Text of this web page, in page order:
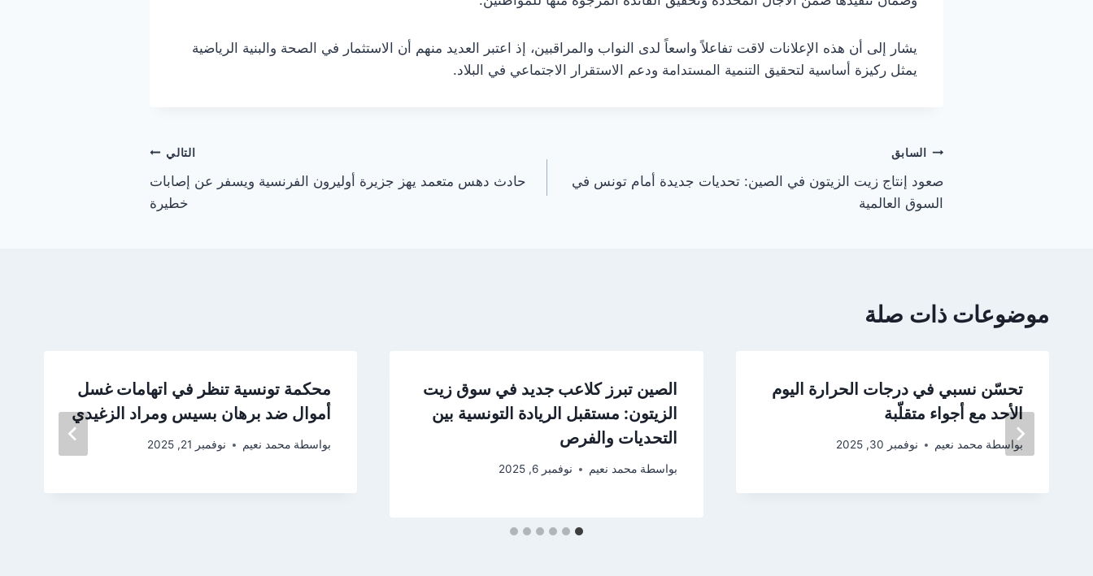
يشار إلى أن هذه الإعلانات لاقت تفاعلاً واسعاً لدى النواب والمراقبين، إذ اعتبر العديد منهم أن الاستثمار في الصحة والبنية الرياضية
يمثل ركيزة أساسية لتحقيق التنمية المستدامة ودعم الاستقرار الاجتماعي في البلاد.
تصفّح
المقالات
السابق
صعود إنتاج زيت الزيتون في الصين: تحديات جديدة أمام تونس في
السوق العالمية
التالي
حادث دهس متعمد يهز جزيرة أوليرون الفرنسية ويسفر عن إصابات
خطيرة
موضوعات ذات صلة
تحسّن نسبي في درجات الحرارة اليوم
الأحد مع أجواء متقلّبة
بواسطة محمد نعيم نوفمبر 30, 2025
الصين تبرز كلاعب جديد في سوق زيت
الزيتون: مستقبل الريادة التونسية بين
التحديات والفرص
بواسطة محمد نعيم نوفمبر 6, 2025
محكمة تونسية تنظر في اتهامات غسل
أموال ضد برهان بسيس ومراد الزغيدي
بواسطة محمد نعيم نوفمبر 21, 2025